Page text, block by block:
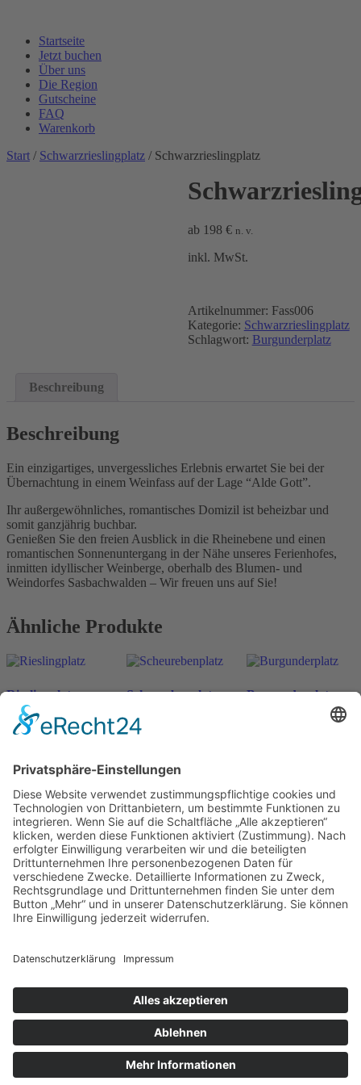
Startseite
Jetzt buchen
Über uns
Die Region
Gutscheine
FAQ
Warenkorb
Start / Schwarzrieslingplatz / Schwarzrieslingplatz
ab 198 € n. v.
inkl. MwSt.
Artikelnummer: Fass006
Kategorie: Schwarzrieslingplatz
Schlagwort: Burgunderplatz
Beschreibung
Beschreibung
Ein einzigartiges, unvergessliches Erlebnis erwartet Sie bei der
Übernachtung in einem Weinfass auf der Lage “Alde Gott”.
Ihr außergewöhnliches, romantisches Domizil ist beheizbar und
somit ganzjährig buchbar.
Genießen Sie den freien Ausblick in die Rheinebene und einen
romantischen Sonnenuntergang in der Nähe unseres Ferienhofes,
inmitten idyllischer Weinberge, oberhalb des Blumen- und
Weindorfes Sasbachwalden – Wir freuen uns auf Sie!
Ähnliche Produkte
Rieslingplatz
ab198 n. v.
Scheurebenplatz
ab
Burgunderplatz
Öffnungszeiten Büro und Hofladen:
Hofladen:
Montag bis Sonntag von 09:00 – 11:30 Uhr und 14:00 – 18:00 Uhr
Telefonisch erreichen Sie uns:
Montag bis Freitag von 09:00 – 11:30 Uhr
Kasse
Datenschutzerklärung
Allgemeine Geschäftsbedingungen (AGB)
Cookie-Einstellungen
Copyright © Schlafen im Weinfass • Ilona Wild • Bergstraße 7 •
77887 Sasbachwalden | All Rights Reserved